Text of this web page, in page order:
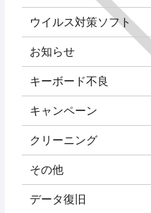
ウイルス対策ソフト
お知らせ
キーボード不良
キャンペーン
クリーニング
その他
データ復旧